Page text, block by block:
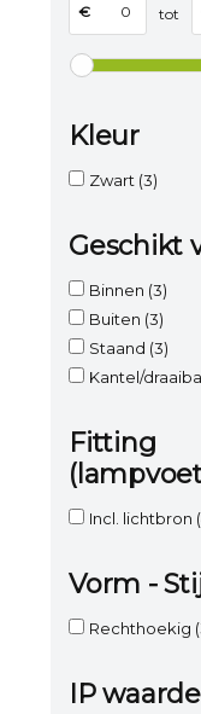
€ tot
Kleur
Zwart (3)
Geschikt
Binnen (3)
Buiten (3)
Staand (3)
Kantel/
Fitting
Incl. lichtbron
Vorm -
Rechthoekig
IP waarde